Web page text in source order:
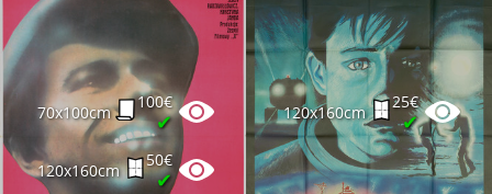
70x100cm
100€
✔
120x160cm
50€
✔
120x160cm
25€
✔